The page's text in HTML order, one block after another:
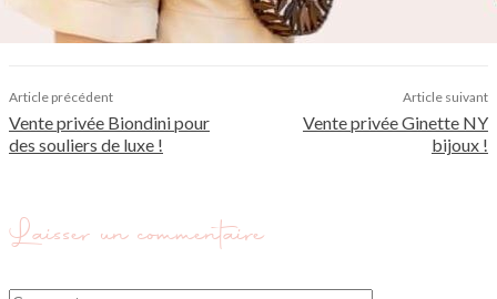
Article précédent
Vente privée Biondini pour
des souliers de luxe !
Article suivant
Vente privée Ginette NY
bijoux !
Laisser un commentaire